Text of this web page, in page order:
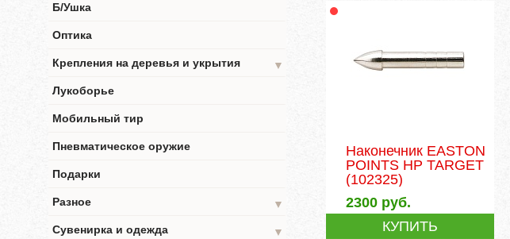
Б/Ушка
Оптика
Крепления на деревья и укрытия
▼
Лукоборье
Мобильный тир
Пневматическое оружие
Подарки
Разное
▼
Сувенирка и одежда
▼
Наконечник EASTON
POINTS HP TARGET
(102325)
2300 руб.
КУПИТЬ